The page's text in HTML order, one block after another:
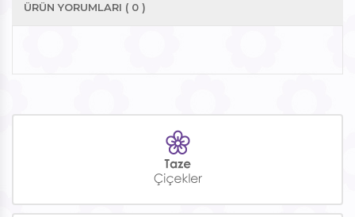
ÜRÜN YORUMLARI ( 0 )